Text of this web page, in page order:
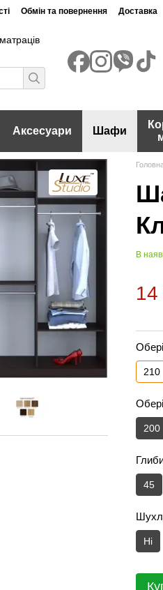
Обмін та повернення Доставка
Аксесуари Шафи
В
14
210
200
45
Ні